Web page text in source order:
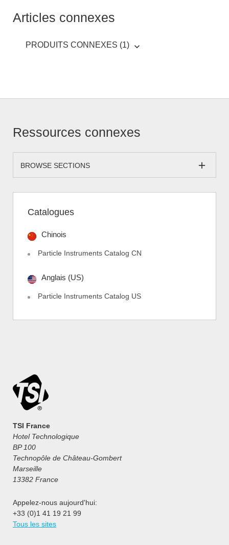
Articles connexes
PRODUITS CONNEXES (1)
Ressources connexes
BROWSE SECTIONS
Catalogues
Chinois
Particle Instruments Catalog CN
Anglais (US)
Particle Instruments Catalog US
TSI France
Hotel Technologique
BP 100
Technopôle de Château-Gombert
Marseille
13382 France
Appelez-nous aujourd'hui:
+33 (0)1 41 19 21 99
Tous les sites